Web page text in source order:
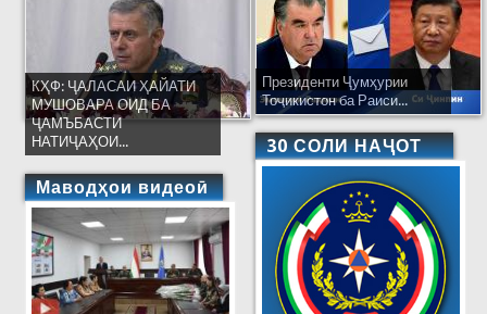
КҲФ: ҶАЛАСАИ ҲАЙАТИ
МУШОВАРА ОИД БА
ҶАМЪБАСТИ
НАТИҶАҲОИ...
Маводҳои видеоӣ
Президенти Ҷумҳурии
Тоҷикистон ба Раиси...
30 СОЛИ НАҶОТ